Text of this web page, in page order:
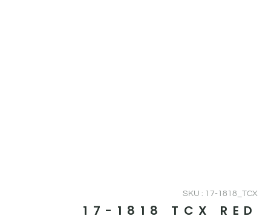
SKU : 17-1818_TCX
17-1818 TCX RED